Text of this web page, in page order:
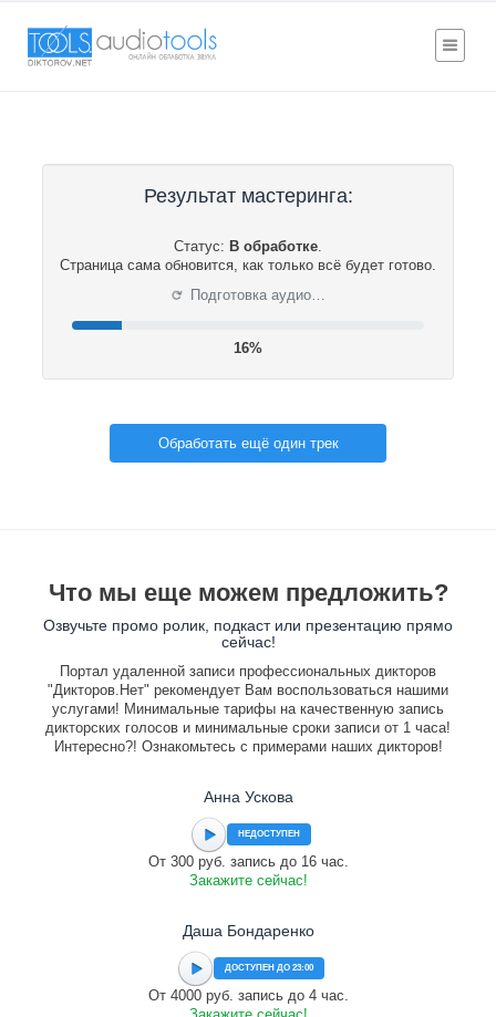
Результат мастеринга:
Статус: В обработке.
Страница сама обновится, как только всё будет готово.
⟳ Подготовка аудио…
16%
Обработать ещё один трек
Что мы еще можем предложить?
Озвучьте промо ролик, подкаст или презентацию прямо
сейчас!
Портал удаленной записи профессиональных дикторов
"Дикторов.Нет" рекомендует Вам воспользоваться нашими
услугами! Минимальные тарифы на качественную запись
дикторских голосов и минимальные сроки записи от 1 часа!
Интересно?! Ознакомьтесь с примерами наших дикторов!
Анна Ускова
НЕДОСТУПЕН
От 300 руб. запись до 16 час.
Закажите сейчас!
Даша Бондаренко
ДОСТУПЕН ДО 23:00
От 4000 руб. запись до 4 час.